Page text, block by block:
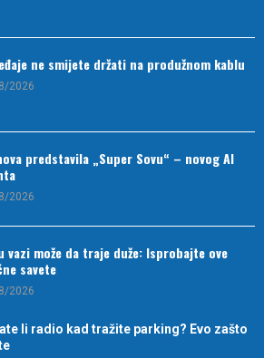
ne smijete držati na produžnom kablu
2026
predstavila „Super Sovu“ – novog AI
2026
vazi može da traje duže: Isprobajte ove
savete
2026
li radio kad tražite parking? Evo zašto